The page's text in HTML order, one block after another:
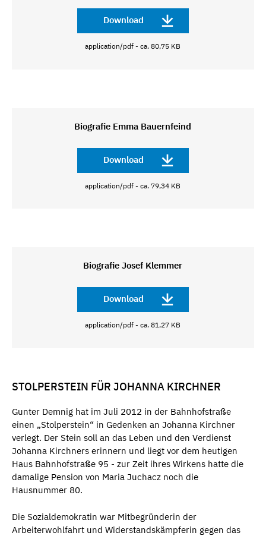
Download
application/pdf - ca. 80,75 KB
Biografie Emma Bauernfeind
Download
application/pdf - ca. 79,34 KB
Biografie Josef Klemmer
Download
application/pdf - ca. 81,27 KB
STOLPERSTEIN FÜR JOHANNA KIRCHNER
Gunter Demnig hat im Juli 2012 in der Bahnhofstraße
einen „Stolperstein“ in Gedenken an Johanna Kirchner
verlegt. Der Stein soll an das Leben und den Verdienst
Johanna Kirchners erinnern und liegt vor dem heutigen
Haus Bahnhofstraße 95 - zur Zeit ihres Wirkens hatte die
damalige Pension von Maria Juchacz noch die
Hausnummer 80.
Die Sozialdemokratin war Mitbegründerin der
Arbeiterwohlfahrt und Widerstandskämpferin gegen das